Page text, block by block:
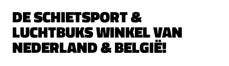
DE SCHIETSPORT &
LUCHTBUKS WINKEL VAN
NEDERLAND & BELGIË!